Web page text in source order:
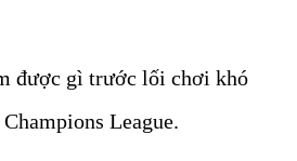
được gì trước lối chơi khó
League.